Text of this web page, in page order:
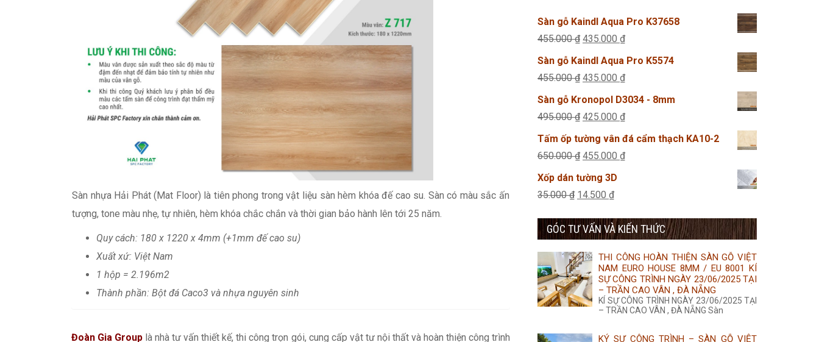
Sàn nhựa Hải Phát (Mat Floor) là tiên phong trong vật liệu sàn hèm khóa đế cao su. Sàn có màu sắc ấn
tượng, tone màu nhẹ, tự nhiên, hèm khóa chắc chắn và thời gian bảo hành lên tới 25 năm.
Quy cách: 180 x 1220 x 4mm (+1mm đế cao su)
Xuất xứ: Việt Nam
1 hộp = 2.196m2
Thành phần: Bột đá Caco3 và nhựa nguyên sinh
Đoàn Gia Group là nhà tư vấn thiết kế, thi công trọn gói, cung cấp vật tư nội thất và hoàn thiện công trình
Sàn gỗ Kaindl Aqua Pro K37658
455.000₫ Giá
gốc
là:
435.000 ₫Giá
hiện
tại
435.000 ₫.
Sàn gỗ Kaindl Aqua Pro K5574
455.000₫ Giá
là:
435.000 ₫Giá
hiện
tại
435.000 ₫.
Sàn gỗ Kronopol D3034 - 8mm
495.000₫ Giá
gốc
là:
425.000 ₫Giá
hiện
tại
Tấm ốp tường vân đá cẩm thạch KA10-2
650.000₫ Giá
gốc
là:
455.000 ₫Giá
455.000 ₫.
Xốp dán tường 3D
35.000₫ Giá
là:
14.500 ₫Giá
tại
14.500 ₫.
GÓC TƯ VẤN VÀ KIẾN THỨC
THI CÔNG HOÀN THIỆN SÀN GỖ VIỆT
NAM EURO HOUSE 8MM / EU 8001 KÍ
SỰ CÔNG TRÌNH NGÀY 23/06/2025 TẠI
– TRẦN CAO VÂN , ĐÀ NẴNG
KÍ SỰ CÔNG TRÌNH NGÀY 23/06/2025 TẠI
– TRẦN CAO VÂN , ĐÀ NẴNG Sàn
KÝ SỰ CÔNG TRÌNH – SÀN GỖ VIỆT